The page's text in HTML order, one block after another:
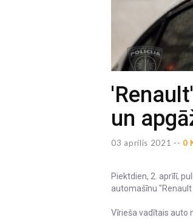
un
03 aprilis 2021 -- 0
Piektdien, 2. aprīlī,
automašīnu
Vīrieša vadītais auto